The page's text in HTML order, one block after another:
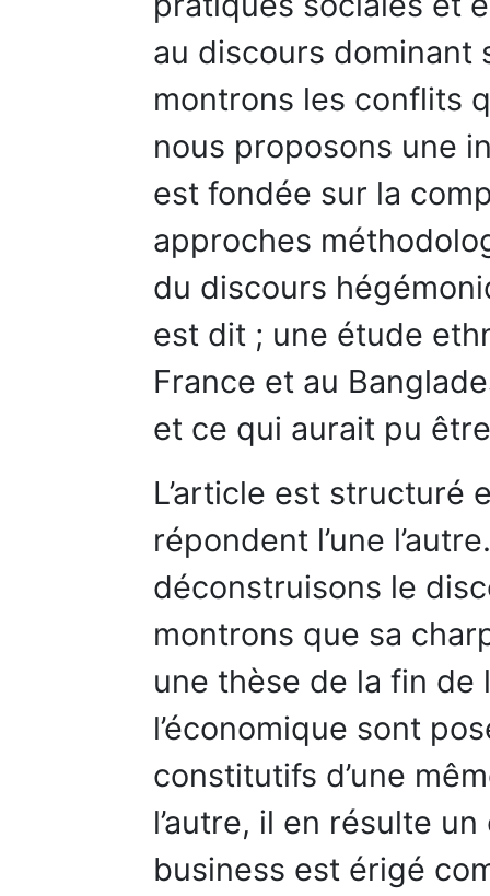
au discours dominant
montrons les conflits
nous proposons une
est fondée sur la
approches
du discours
est dit ; une étude
France et au
et ce qui aurait pu
L’article est structuré
répondent l’une
déconstruisons le
montrons que sa
une thèse de la fin de
l’économique sont
constitutifs d’une
l’autre, il en résulte
business est érigé